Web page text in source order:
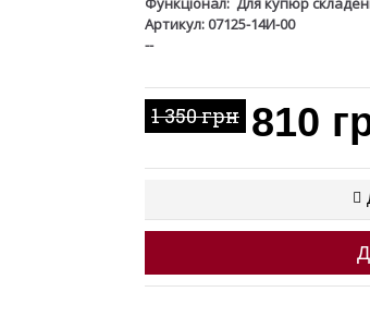
Артикул: 07125-14И-00
--
1 350 грн 810